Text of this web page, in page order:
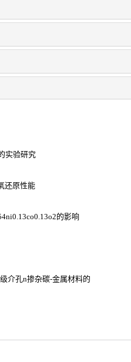
实验研究
还原性能
的影响
介孔n掺杂碳-金属材料的